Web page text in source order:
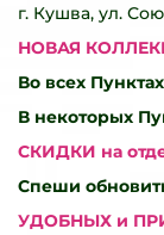
г. Кушва, ул.
НОВАЯ
Во всех
В некоторых
СКИДКИ на
Спеши
УДОБНЫХ и